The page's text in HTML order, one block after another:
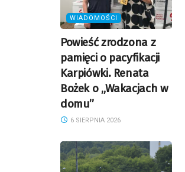
WIADOMOŚCI
Powieść zrodzona z
pamięci o pacyfikacji
Karpiówki. Renata
Bożek o „Wakacjach w
domu”
6 SIERPNIA 2026